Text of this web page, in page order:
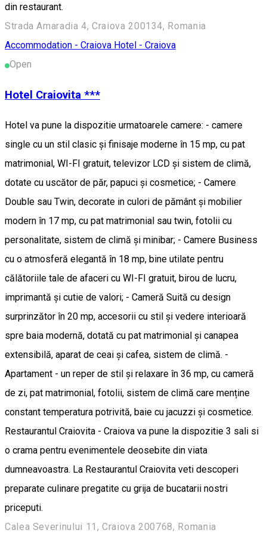
din restaurant.
Strada Amaradia 4, Craiova 200134, Romania
Accommodation - Craiova Hotel - Craiova
Open
Hotel Craiovita ***
Hotel va pune la dispozitie urmatoarele camere: - camere
single cu un stil clasic și finisaje moderne în 15 mp, cu pat
matrimonial, WI-FI gratuit, televizor LCD și sistem de climă,
dotate cu uscător de păr, papuci și cosmetice; - Camere
Double sau Twin, decorate in culori de pământ și mobilier
modern în 17 mp, cu pat matrimonial sau twin, fotolii cu
personalitate, sistem de climă și minibar; - Camere Business
cu o atmosferă elegantă în 18 mp, bine utilate pentru
călătoriile tale de afaceri cu WI-FI gratuit, birou de lucru,
imprimantă și cutie de valori; - Cameră Suită cu design
surprinzător în 20 mp, accesorii cu stil și vedere interioară
spre baia modernă, dotată cu pat matrimonial și canapea
extensibilă, aparat de ceai și cafea, sistem de climă. -
Apartament - un reper de stil și relaxare în 36 mp, cu cameră
de zi, pat matrimonial, fotolii, sistem de climă care menține
constant temperatura potrivită, baie cu jacuzzi și cosmetice.
Restaurantul Craiovita - Craiova va pune la dispozitie 3 sali si
o crama pentru evenimentele deosebite din viata
dumneavoastra. La Restaurantul Craiovita veti descoperi
preparate culinare pregatite cu grija de bucatarii nostri
priceputi.
Calea Severinului 11, Craiova 200768, Romania